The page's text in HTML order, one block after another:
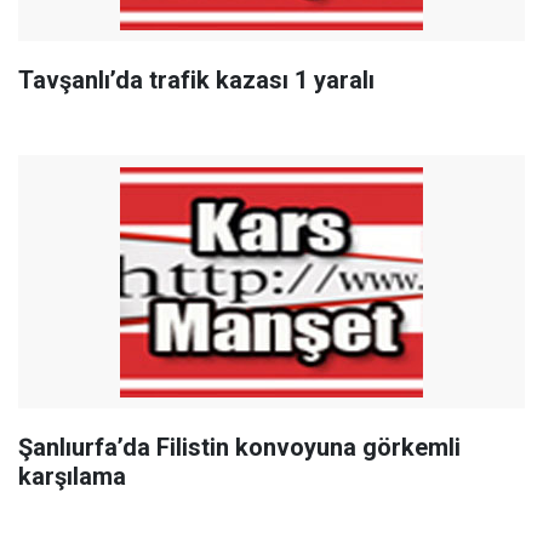
Tavşanlı’da trafik kazası 1 yaralı
Şanlıurfa’da Filistin konvoyuna görkemli
karşılama